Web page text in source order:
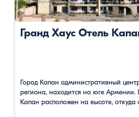
Гранд Хаус Отель
Город Капан административный
региона, находится на юге Армении.
Капан расположен на высоте, откуда